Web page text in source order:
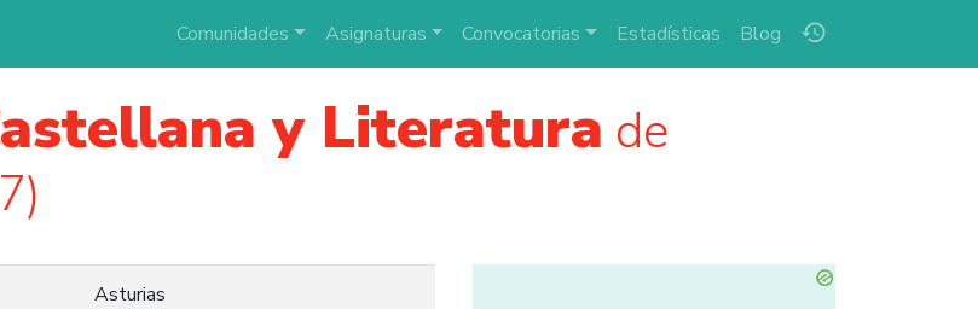
history
Comunidades Asignaturas Convocatorias Estadísticas Blog
y Literatura de
Asturias